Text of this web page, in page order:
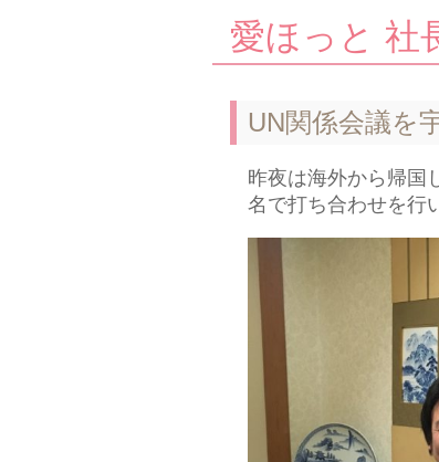
愛ほっと 社
UN関係会議を
昨夜は海外から帰国
名で打ち合わせを行